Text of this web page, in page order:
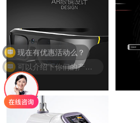
可以介绍下你们的产品么？
现在有优惠活动么？